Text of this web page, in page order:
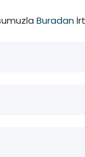
Buradan